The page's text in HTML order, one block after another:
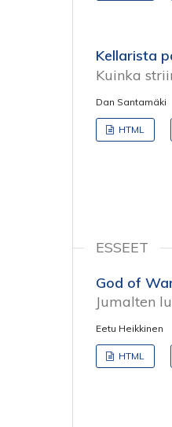
Kellarista
Kuinka
Dan Santamäki
HTML
ESSEET
God of
Jumalten
Eetu Heikkinen
HTML